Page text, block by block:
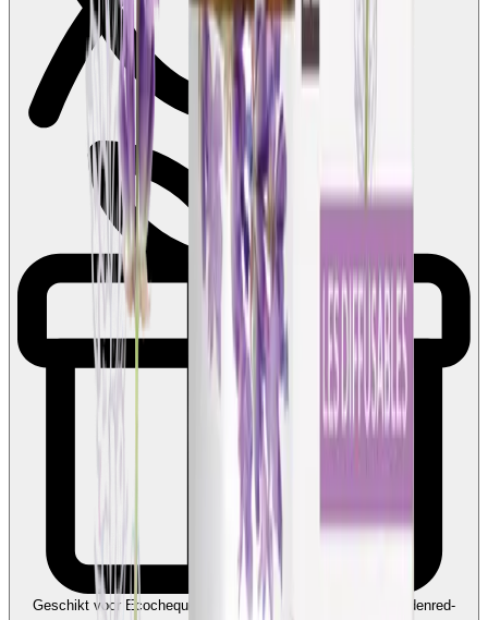
Geschikt voor Ecocheques en Cadeaucheques Koppel uw Edenred-